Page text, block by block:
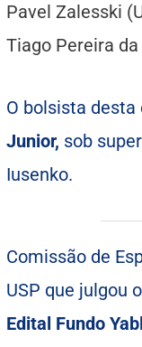
Pavel Zalesski
Tiago Pereira
O bolsista
Junior, sob
Iusenko.
Comissão de
USP que julgou
Edital Fundo